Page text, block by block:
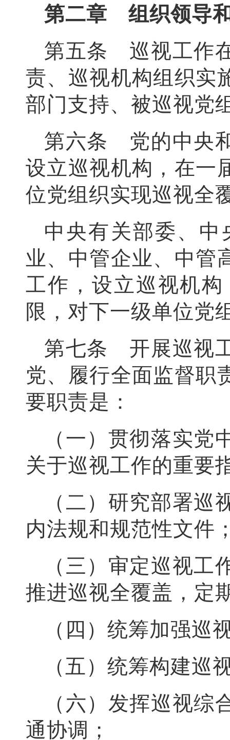
第二章 组织领导
第五条 巡视工作
责、巡视机构组织实
部门支持、被巡视党
第六条 党的中央
设立巡视机构，在一
位党组织实现巡视全
中央有关部委、
业、中管企业、中管
工作，设立巡视机
限，对下一级单位党
第七条 开展巡视
党、履行全面监督职
要职责是：
（一）贯彻落实
关于巡视工作的重要
（二）研究部署
内法规和规范性文件
（三）审定巡视
推进巡视全覆盖，定
（四）统筹加强巡
（五）统筹构建巡
（六）发挥巡视
通协调；